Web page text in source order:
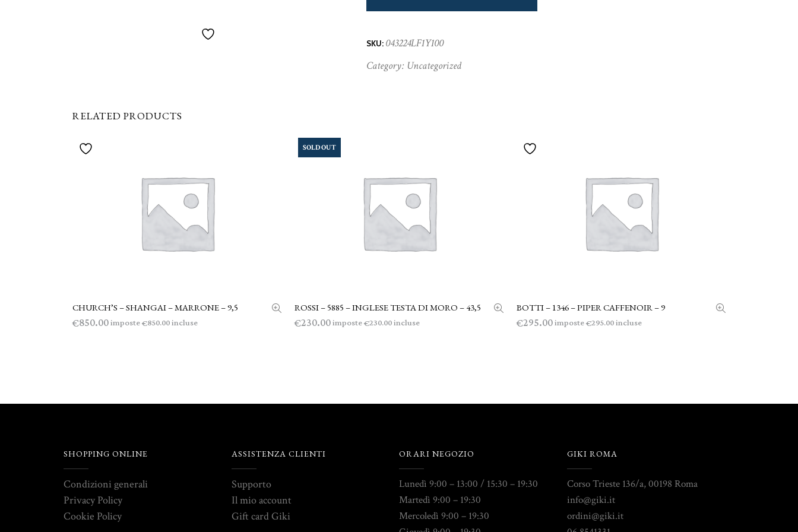
SKU: 043224LF1Y100
Category: Uncategorized
RELATED PRODUCTS
AGGIUNGI AL CARRELLO
CHURCH’S – SHANGAI – MARRONE – 9,5
€850.00imposte€850.00incluse
SOLD OUT
LEGGI TUTTO
ROSSI – 5885 – INGLESE TESTA DI MORO – 43,5
€230.00imposte€230.00incluse
AGGIUNGI AL CARRELLO
BOTTI – 1346 – PIPER CAFFENOIR – 9
€295.00imposte€295.00incluse
SHOPPING ONLINE
Condizioni generali
Privacy Policy
Cookie Policy
ASSISTENZA CLIENTI
Supporto
Il mio account
Gift card Giki
ORARI NEGOZIO
Lunedì 9:00 – 13:00 / 15:30 – 19:30
Martedì 9:00 – 19:30
Mercoledì 9:00 – 19:30
GIKI ROMA
Corso Trieste 136/a, 00198 Roma
info@giki.it
ordini@giki.it